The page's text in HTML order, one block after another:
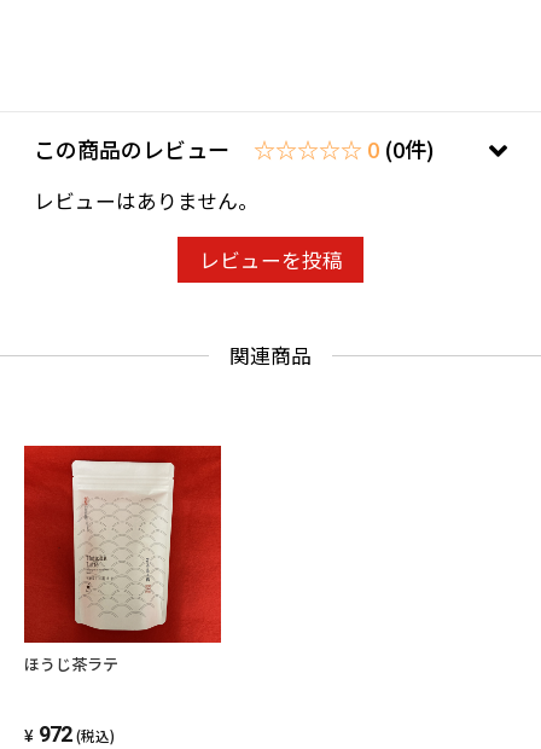
この商品のレビュー ☆☆☆☆☆ 0 (0件)
レビューはありません。
レビューを投稿
関連商品
ほうじ茶ラテ
972 (税込)